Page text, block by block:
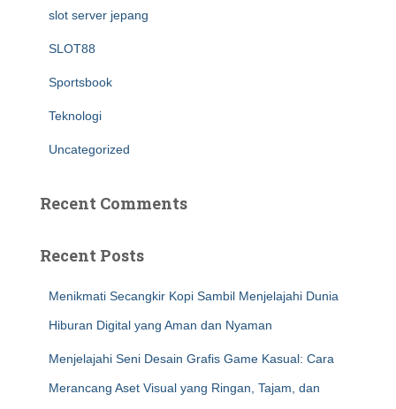
slot server jepang
SLOT88
Sportsbook
Teknologi
Uncategorized
Recent Comments
Recent Posts
Menikmati Secangkir Kopi Sambil Menjelajahi Dunia
Hiburan Digital yang Aman dan Nyaman
Menjelajahi Seni Desain Grafis Game Kasual: Cara
Merancang Aset Visual yang Ringan, Tajam, dan